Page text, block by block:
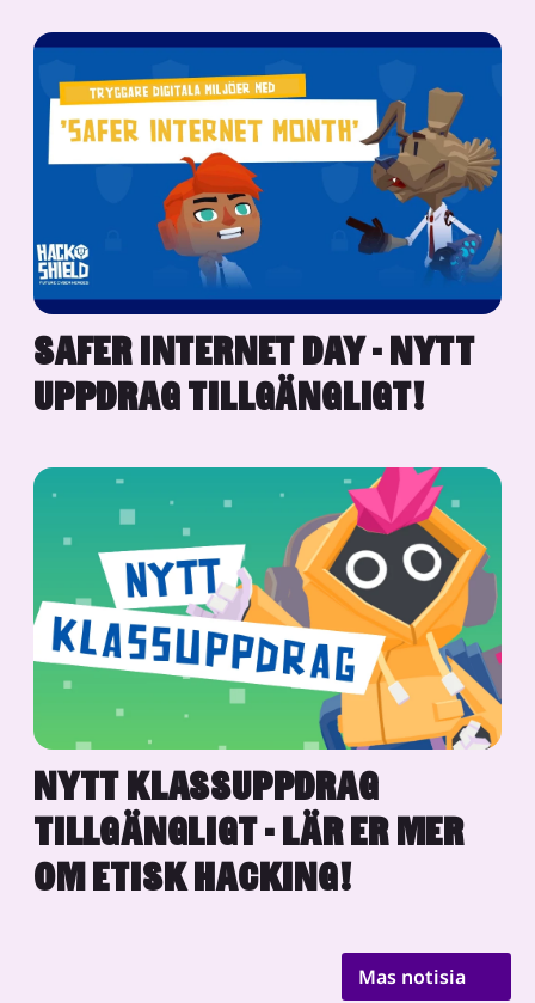
SAFER INTERNET DAY - NYTT
UPPDRAG TILLGÄNGLIGT!
NYTT KLASSUPPDRAG
TILLGÄNGLIGT - LÄR ER MER
OM ETISK HACKING!
Mas notisia